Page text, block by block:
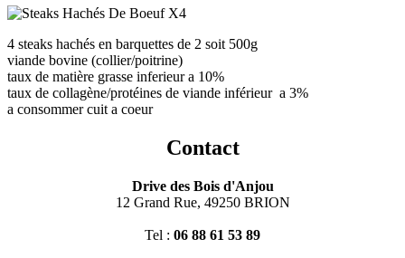
4 steaks hachés en barquettes de 2 soit 500g
viande bovine (collier/poitrine)
taux de matière grasse inferieur a 10%
taux de collagène/protéines de viande inférieur a 3%
a consommer cuit a coeur
Contact
Drive des Bois d'Anjou
12 Grand Rue, 49250 BRION
Tel : 06 88 61 53 89